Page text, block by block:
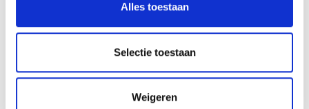
Alles toestaan
Selectie toestaan
Weigeren